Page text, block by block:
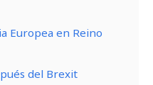
Europea en Reino
del Brexit